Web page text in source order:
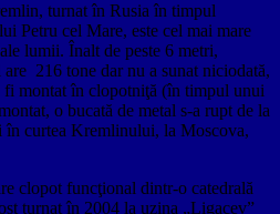
turnat în Rusia în timpul
Petru cel Mare, este cel mai mare
lumii. Înalt de peste 6 metri,
216 tone dar nu a sunat niciodată,
fi montat în clopotniţă (în timpul unui
o bucată de metal s-a rupt de la
în curtea Kremlinului, la Moscova,
clopot funcţional dintr-o catedrală
turnat în 2004 la uzina „Ligacev”